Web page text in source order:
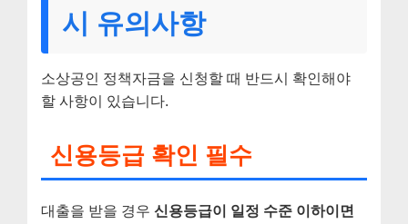
시 유의사항
소상공인 정책자금을 신청할 때 반드시 확인해야
할 사항이 있습니다.
신용등급 확인 필수
대출을 받을 경우 신용등급이 일정 수준 이하이면